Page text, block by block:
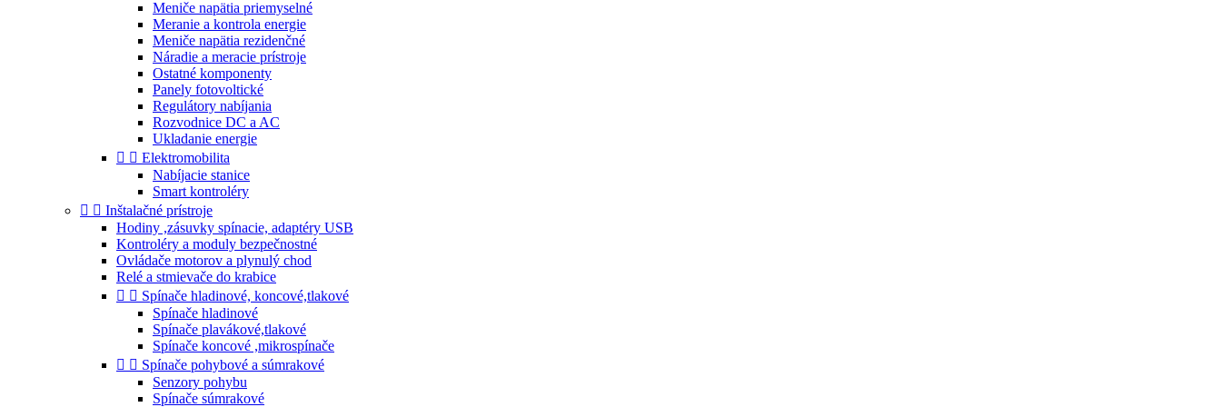
Meniče napätia priemyselné
Meranie a kontrola energie
Meniče napätia rezidenčné
Náradie a meracie prístroje
Ostatné komponenty
Panely fotovoltické
Regulátory nabíjania
Rozvodnice DC a AC
Ukladanie energie
  Elektromobilita
Nabíjacie stanice
Smart kontroléry
  Inštalačné prístroje
Hodiny ,zásuvky spínacie, adaptéry USB
Kontroléry a moduly bezpečnostné
Ovládače motorov a plynulý chod
Relé a stmievače do krabice
  Spínače hladinové, koncové,tlakové
Spínače hladinové
Spínače plavákové,tlakové
Spínače koncové ,mikrospínače
  Spínače pohybové a súmrakové
Senzory pohybu
Spínače súmrakové